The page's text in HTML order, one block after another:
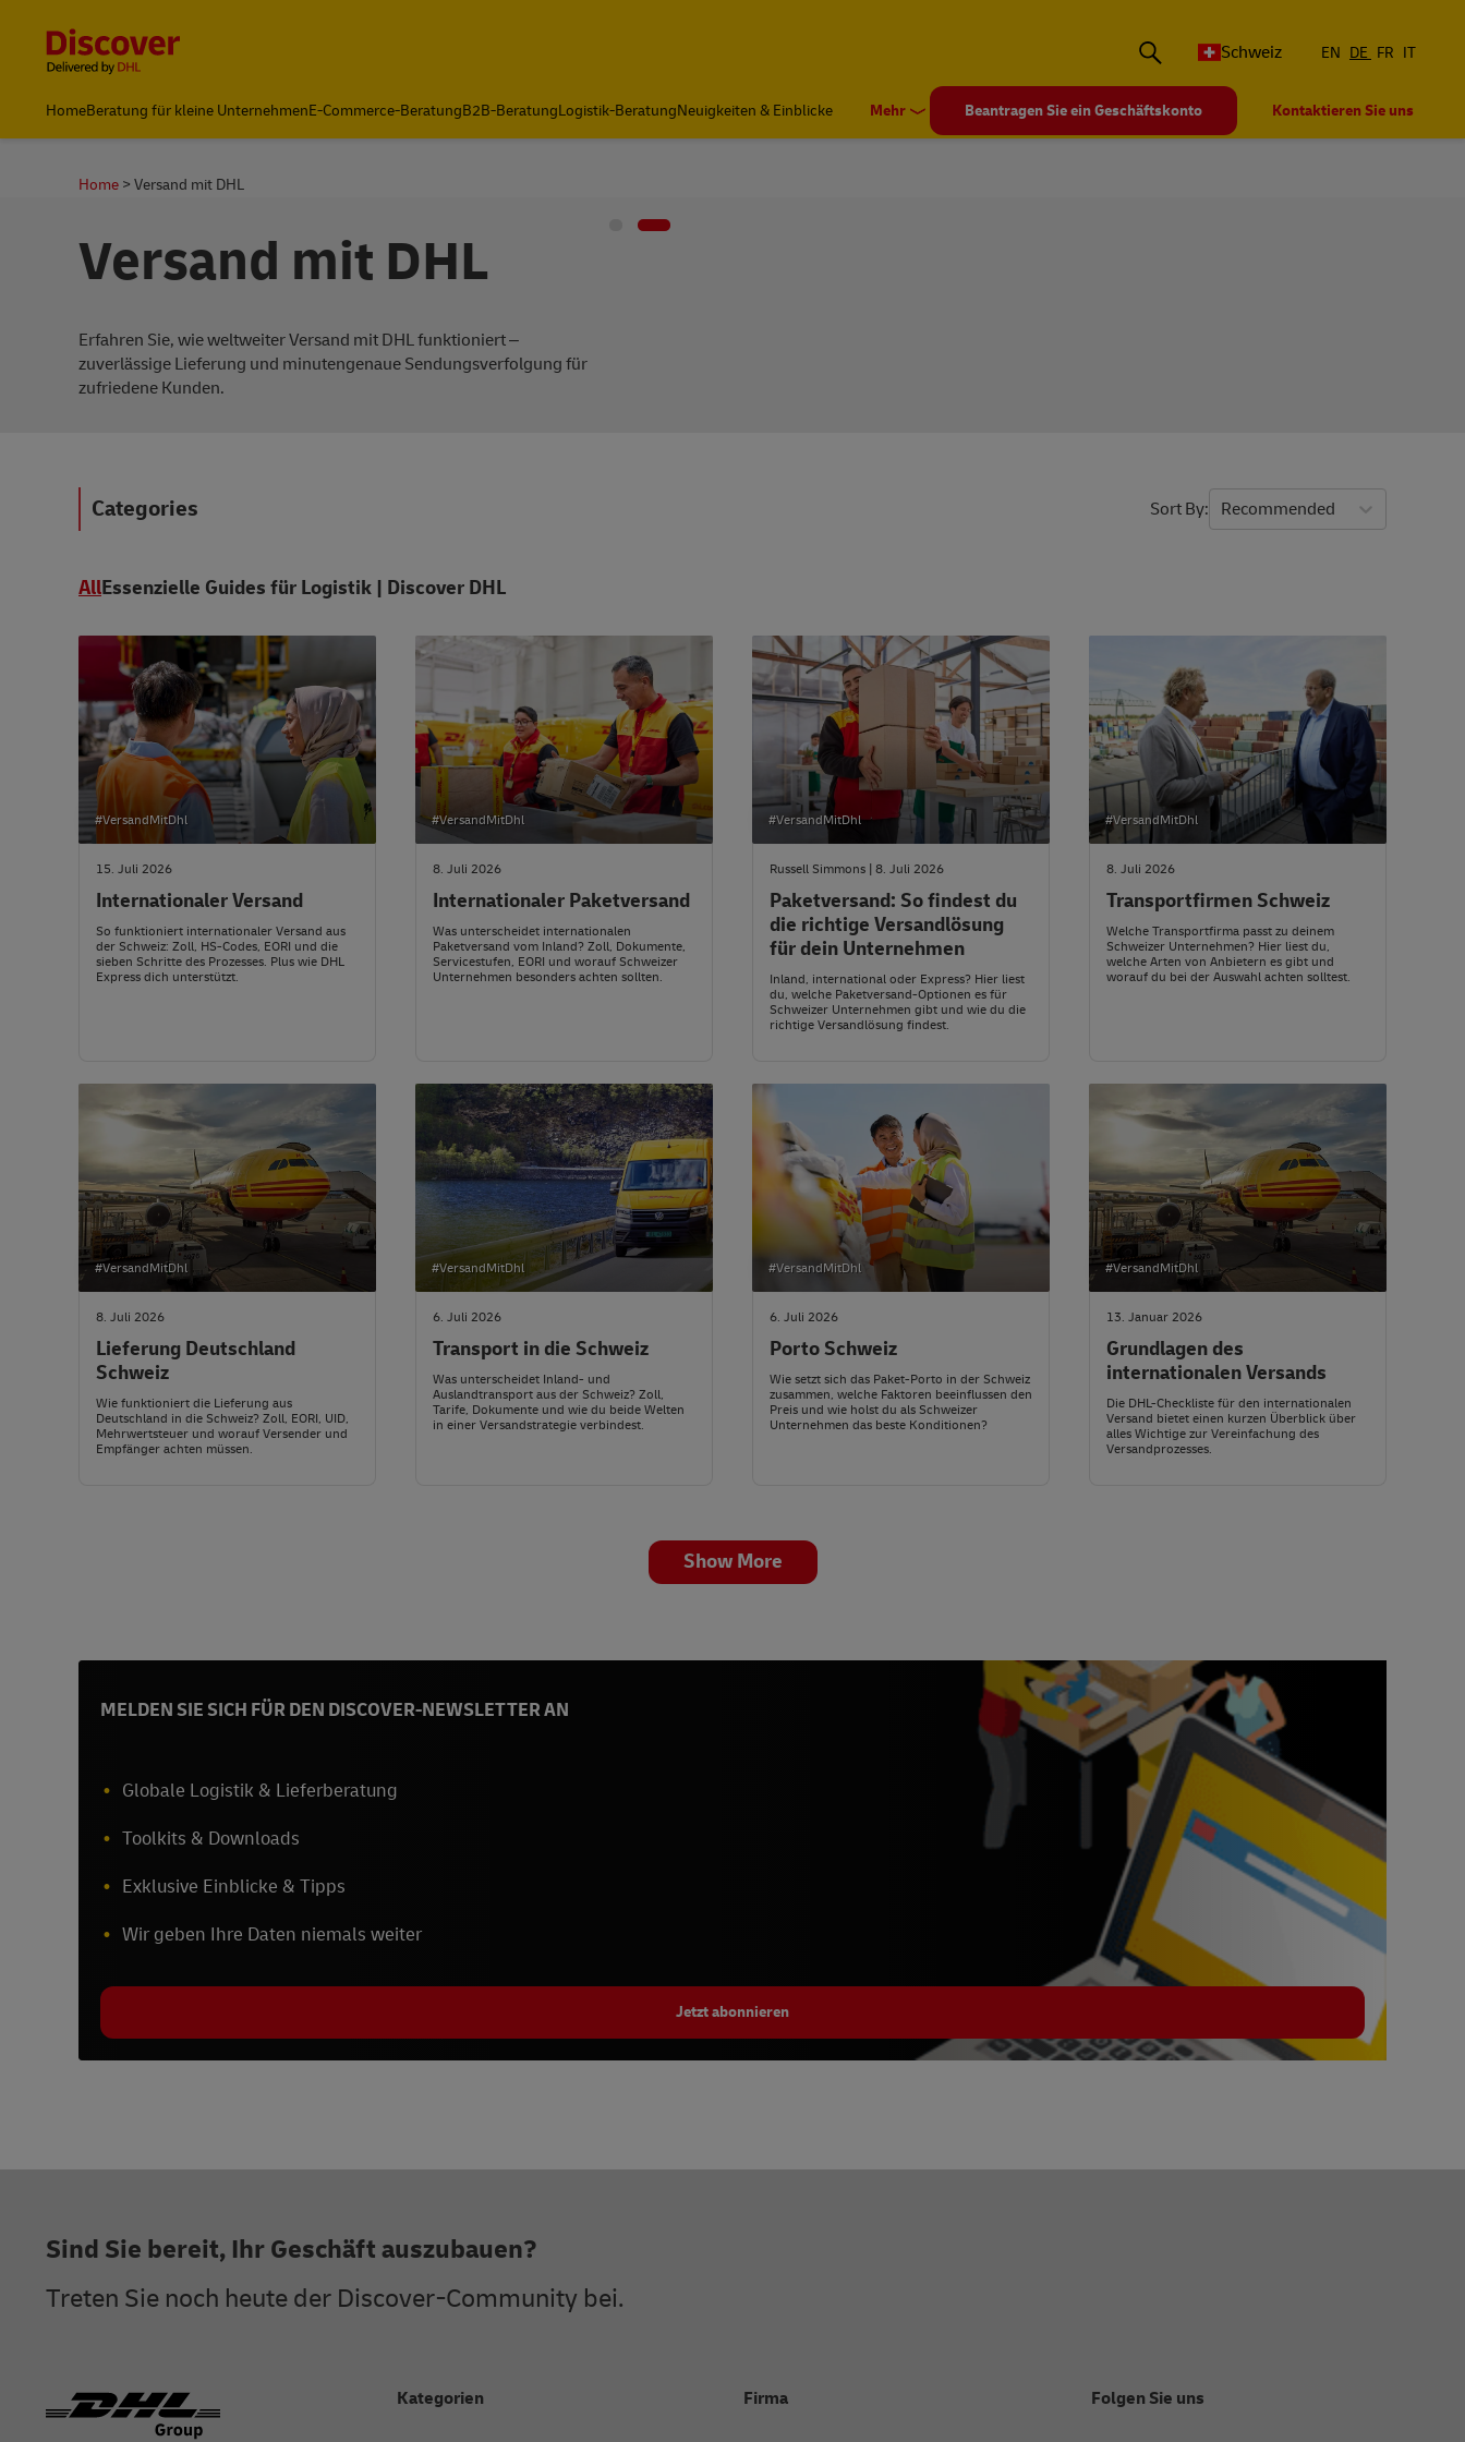
Schweiz
EN DE FR IT
HomeBeratung für kleine UnternehmenE-Commerce-BeratungB2B-BeratungLogistik-BeratungNeuigkeiten & Einblicke Mehr Beantragen Sie ein Geschäftskonto Kontaktieren Sie uns
Home Versand mit DHL
Versand mit DHL
Erfahren Sie, wie weltweiter Versand mit DHL funktioniert –
zuverlässige Lieferung und minutengenaue Sendungsverfolgung für
zufriedene Kunden.
MIT DHL
#VersandMitDhl
Categories Sort By Recommended
AllEssenzielle Guides für Logistik | Discover DHL
#VersandMitDhl
15. Juli 2026
Internationaler Versand
So funktioniert internationaler Versand aus
der Schweiz: Zoll, HS-Codes, EORI und die
sieben Schritte des Prozesses. Plus wie DHL
Express dich unterstützt.
#VersandMitDhl
8. Juli 2026
Internationaler Paketversand
Was unterscheidet internationalen
Paketversand vom Inland? Zoll, Dokumente,
Servicestufen, EORI und worauf Schweizer
Unternehmen besonders achten sollten.
#VersandMitDhl
Russell Simmons | 8. Juli 2026
Paketversand: So findest du
die richtige Versandlösung
für dein Unternehmen
Inland, international oder Express? Hier liest
du, welche Paketversand-Optionen es für
Schweizer Unternehmen gibt und wie du die
richtige Versandlösung findest.
#VersandMitDhl
8. Juli 2026
Transportfirmen Schweiz
Welche Transportfirma passt zu deinem
Schweizer Unternehmen? Hier liest du,
welche Arten von Anbietern es gibt und
worauf du bei der Auswahl achten solltest.
#VersandMitDhl
8. Juli 2026
Lieferung Deutschland
Schweiz
Wie funktioniert die Lieferung aus
Deutschland in die Schweiz? Zoll, EORI, UID,
Mehrwertsteuer und worauf Versender und
Empfänger achten müssen.
#VersandMitDhl
6. Juli 2026
Transport in die Schweiz
Was unterscheidet Inland- und
Auslandtransport aus der Schweiz? Zoll,
Tarife, Dokumente und wie du beide Welten
in einer Versandstrategie verbindest.
#VersandMitDhl
6. Juli 2026
Porto Schweiz
Wie setzt sich das Paket-Porto in der Schweiz
zusammen, welche Faktoren beeinflussen den
Preis und wie holst du als Schweizer
Unternehmen das beste Konditionen?
#VersandMitDhl
13. Januar 2026
Grundlagen des
internationalen Versands
Die DHL-Checkliste für den internationalen
Versand bietet einen kurzen Überblick über
alles Wichtige zur Vereinfachung des
Versandprozesses.
Show More
MELDEN SIE SICH FÜR DEN DISCOVER-NEWSLETTER AN
Globale Logistik & Lieferberatung
Toolkits & Downloads
Exklusive Einblicke & Tipps
Wir geben Ihre Daten niemals weiter
Jetzt abonnieren
Sind Sie bereit, Ihr Geschäft auszubauen?
Treten Sie noch heute der Discover-Community bei.
Kategorien Firma Folgen Sie uns